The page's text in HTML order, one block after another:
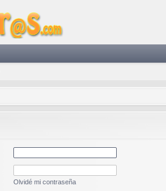
Olvidé mi contraseña